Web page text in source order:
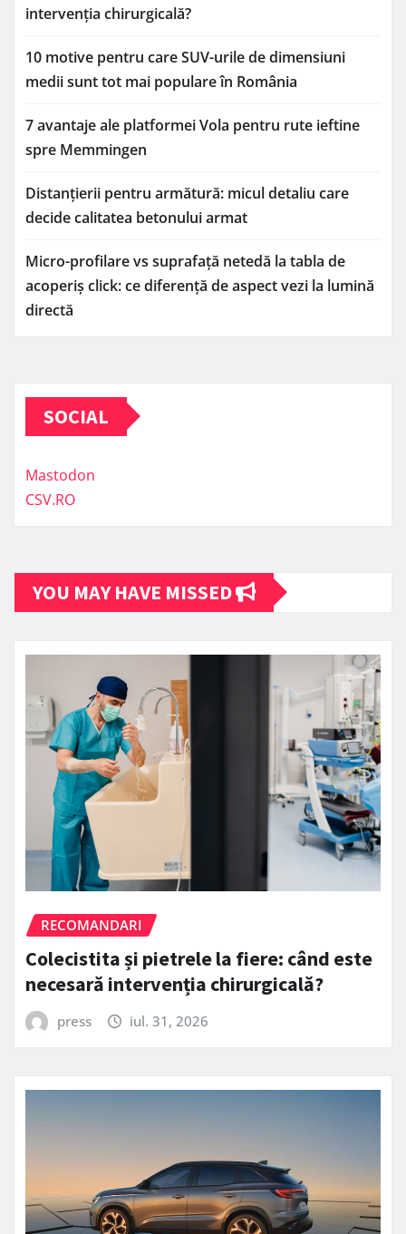
intervenția chirurgicală?
10 motive pentru care SUV-urile de dimensiuni
medii sunt tot mai populare în România
7 avantaje ale platformei Vola pentru rute ieftine
spre Memmingen
Distanțierii pentru armătură: micul detaliu care
decide calitatea betonului armat
Micro-profilare vs suprafață netedă la tabla de
acoperiș click: ce diferență de aspect vezi la lumină
directă
SOCIAL
Mastodon
CSV.RO
YOU MAY HAVE MISSED
RECOMANDARI
Colecistita și pietrele la fiere: când este
necesară intervenția chirurgicală?
press iul. 31, 2026